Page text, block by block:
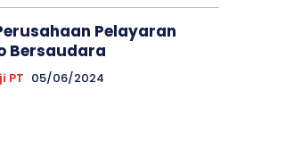
Pelayaran
Bersaudara
PT 05/06/2024